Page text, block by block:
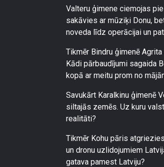
Valteru ģimene ciemojas
sakāvies ar mūziķi Donu,
noveda līdz operācijai un
Tikmēr Bindru ģimenē
Kādi pārbaudījumi sagaida
kopā ar meitu prom no
Savukārt Karalkinu ģimenē
siltajās zemēs. Uz kuru
realitāti?
Tikmēr Kohu pāris
un dronu uzlidojumiem
gatava pamest Latviju?